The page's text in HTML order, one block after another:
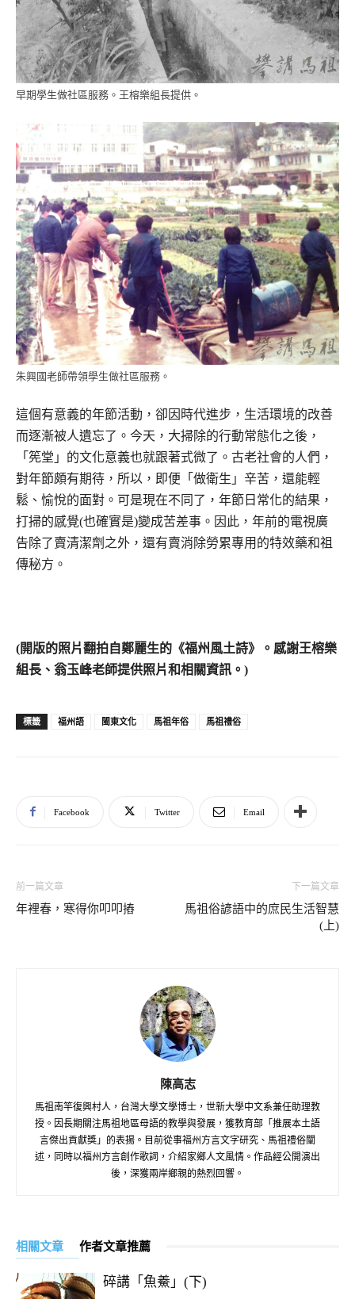
早期學生做社區服務。王榕樂組長提供。
朱興國老師帶領學生做社區服務。
這個有意義的年節活動，卻因時代進步，生活環境的改善
而逐漸被人遺忘了。今天，大掃除的行動常態化之後，
「筅堂」的文化意義也就跟著式微了。古老社會的人們，
對年節頗有期待，所以，即便「做衛生」辛苦，還能輕
鬆、愉悅的面對。可是現在不同了，年節日常化的結果，
打掃的感覺(也確實是)變成苦差事。因此，年前的電視廣
告除了賣清潔劑之外，還有賣消除勞累專用的特效藥和祖
傳秘方。
(開版的照片翻拍自鄭麗生的《福州風土詩》。感謝王榕樂
組長、翁玉峰老師提供照片和相關資訊。)
標籤 福州語 閩東文化 馬祖年俗 馬祖禮俗
Facebook Twitter Email
前一篇文章
年裡春，寒得你叩叩摏
下一篇文章
馬祖俗諺語中的庶民生活智慧
(上)
陳高志
馬祖南竿復興村人，台灣大學文學博士，世新大學中文系兼任助理教
授。因長期關注馬祖地區母語的教學與發展，獲教育部「推展本土語
言傑出貢獻獎」的表揚。目前從事福州方言文字研究、馬祖禮俗闡
述，同時以福州方言創作歌詞，介紹家鄉人文風情。作品經公開演出
後，深獲兩岸鄉親的熱烈回響。
相關文章 作者文章推薦
碎講「魚鯗」(下)